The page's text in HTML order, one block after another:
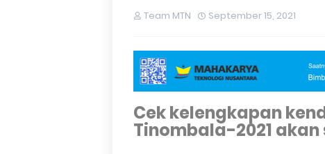
Team MTN September 15, 2021
Cek kelengkapan
Tinombala-2021